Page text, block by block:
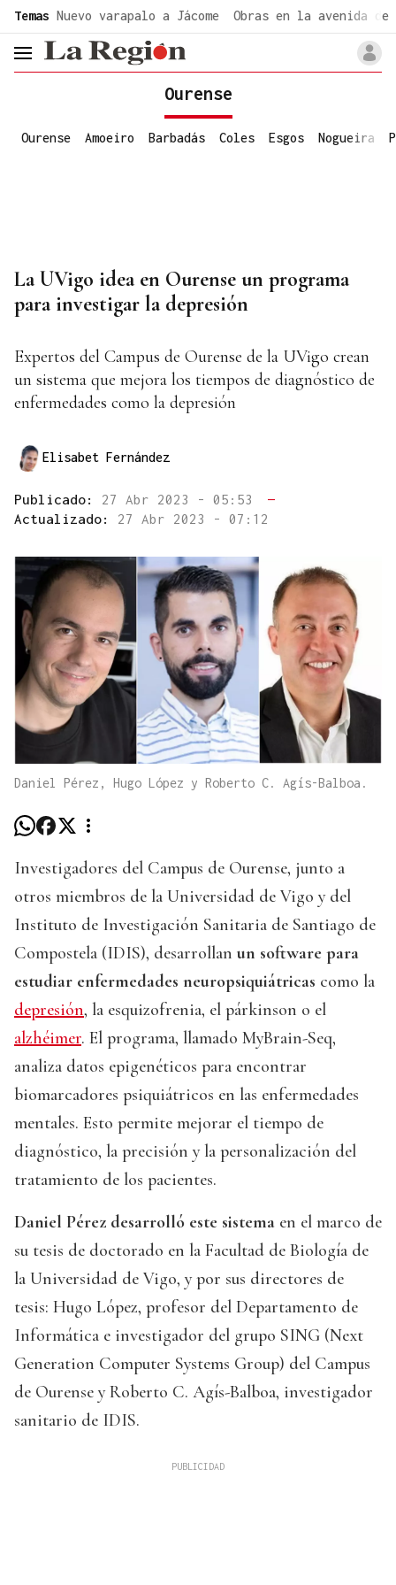
Temas Nuevo varapalo a Jácome Obras en la avenida de
header.menu.open
Ourense
Ourense Amoeiro Barbadás Coles Esgos Nogueira
La UVigo idea en Ourense un programa
para investigar la depresión
Expertos del Campus de Ourense de la UVigo crean
un sistema que mejora los tiempos de diagnóstico de
enfermedades como la depresión
Elisabet Fernández
Publicado: 27 Abr 2023 - 05:53
—
Actualizado: 27 Abr 2023 - 07:12
Daniel Pérez, Hugo López y Roberto C. Agís-Balboa.
Investigadores del Campus de Ourense, junto a
otros miembros de la Universidad de Vigo y del
Instituto de Investigación Sanitaria de Santiago de
Compostela (IDIS), desarrollan un software para
estudiar enfermedades neuropsiquiátricas como la
depresión, la esquizofrenia, el párkinson o el
alzhéimer. El programa, llamado MyBrain-Seq,
analiza datos epigenéticos para encontrar
biomarcadores psiquiátricos en las enfermedades
mentales. Esto permite mejorar el tiempo de
diagnóstico, la precisión y la personalización del
tratamiento de los pacientes.
Daniel Pérez desarrolló este sistema en el marco de
su tesis de doctorado en la Facultad de Biología de
la Universidad de Vigo, y por sus directores de
tesis: Hugo López, profesor del Departamento de
Informática e investigador del grupo SING (Next
Generation Computer Systems Group) del Campus
de Ourense y Roberto C. Agís-Balboa, investigador
sanitario de IDIS.